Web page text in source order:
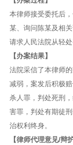
本律师接受委托后
某、询问陈某及相
请求人民法院从轻
【办案结果】
法院采信了本律师
减弱，案发后积极
杀人罪，判处死刑
害罪，判处有期徒
治权利终身。
【律师代理意见/辩